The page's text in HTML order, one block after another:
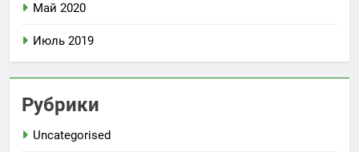
Май 2020
Июль 2019
Рубрики
Uncategorised